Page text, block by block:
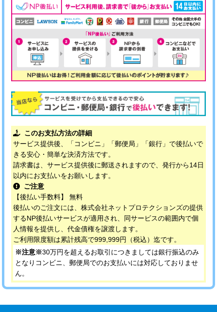
このお支払方法の詳細
サービス提供後、「コンビニ」「郵便局」「銀行」で後払いで
きる安心・簡単な決済方法です。
請求書は、サービス提供後に郵送されますので、発行から14日
以内にお支払いをお願いします。
ご注意
【後払い手数料】 無料
後払いのご注文には、株式会社ネットプロテクションズの提供
するNP後払いサービスが適用され、同サービスの範囲内で個
人情報を提供し、代金債権を譲渡します。
ご利用限度額は累計残高で999,999円（税込）迄です。
※注意※30万円を超えるお取引につきましては銀行振込のみ
となりコンビニ、郵便局でのお支払いには対応しておりませ
ん。